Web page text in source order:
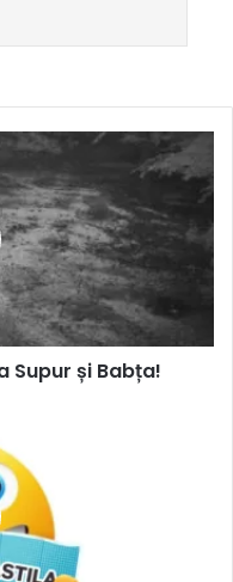
Supur și Babța!